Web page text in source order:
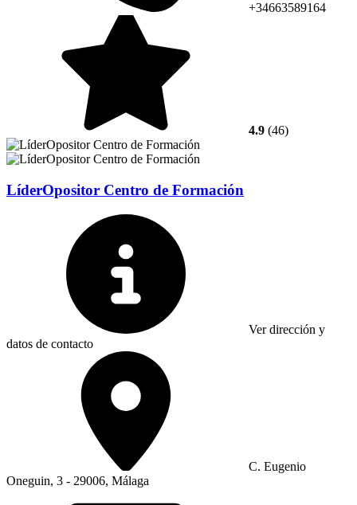
+34663589164
4.9 (46)
LíderOpositor Centro de Formación
Ver dirección y
datos de contacto
C. Eugenio
Oneguin, 3 - 29006, Málaga